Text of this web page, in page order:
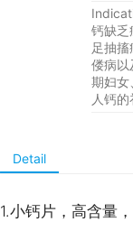
钙缺乏
足抽
偻病以
期妇女
人钙的
Detail
1.小钙片，高含量